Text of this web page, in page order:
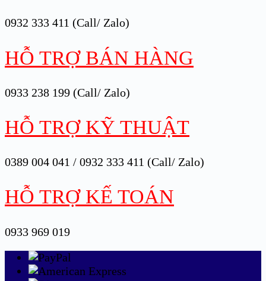
0932 333 411 (Call/ Zalo)
HỖ TRỢ BÁN HÀNG
0933 238 199 (Call/ Zalo)
HỖ TRỢ KỸ THUẬT
0389 004 041 / 0932 333 411 (Call/ Zalo)
HỖ TRỢ KẾ TOÁN
0933 969 019